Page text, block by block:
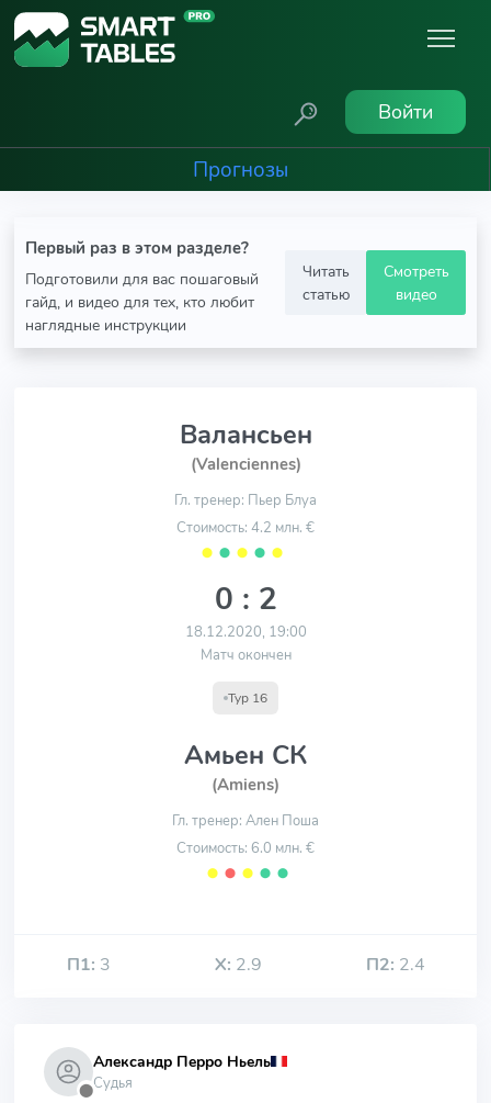
Войти
Прогнозы
Первый раз в этом разделе?
Подготовили для вас пошаговый
гайд, и видео для тех, кто любит
наглядные инструкции
Читать
статью
Смотреть
видео
Валансьен
(Valenciennes)
Гл. тренер: Пьер Блуа
Стоимость: 4.2 млн. €
⬤ ⬤ ⬤ ⬤ ⬤
0 : 2
18.12.2020, 19:00
Матч окончен
Тур 16
Амьен СК
(Amiens)
Гл. тренер: Ален Поша
Стоимость: 6.0 млн. €
⬤ ⬤ ⬤ ⬤ ⬤
П1: 3 Х: 2.9 П2: 2.4
⬤
Александр Перро Ньель
Судья